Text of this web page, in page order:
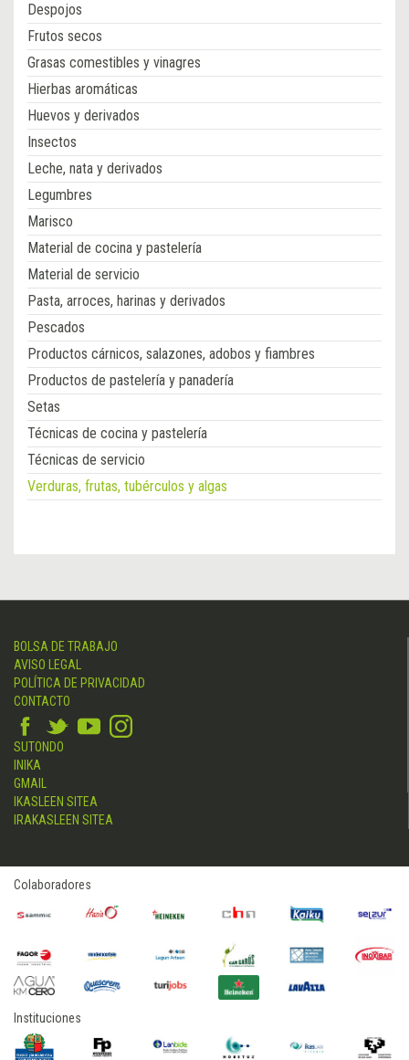
Despojos
Frutos secos
Grasas comestibles y vinagres
Hierbas aromáticas
Huevos y derivados
Insectos
Leche, nata y derivados
Legumbres
Marisco
Material de cocina y pastelería
Material de servicio
Pasta, arroces, harinas y derivados
Pescados
Productos cárnicos, salazones, adobos y fiambres
Productos de pastelería y panadería
Setas
Técnicas de cocina y pastelería
Técnicas de servicio
Verduras, frutas, tubérculos y algas
BOLSA DE TRABAJO
AVISO LEGAL
POLÍTICA DE PRIVACIDAD
CONTACTO
SUTONDO
INIKA
GMAIL
IKASLEEN SITEA
IRAKASLEEN SITEA
Colaboradores
Instituciones